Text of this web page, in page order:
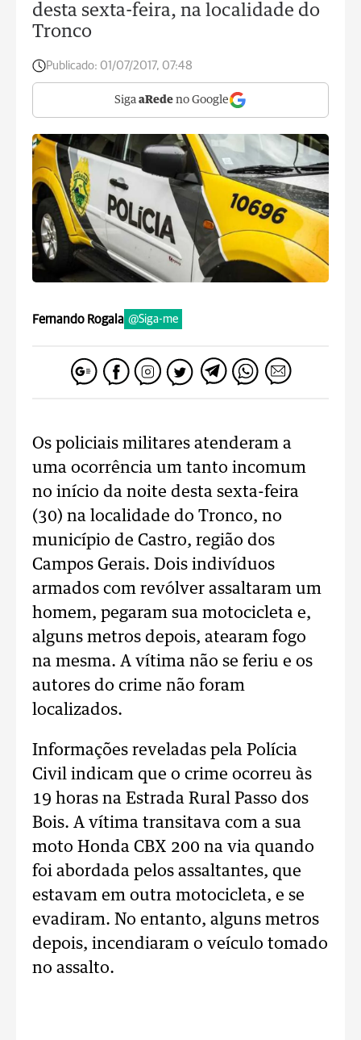
desta sexta-feira, na localidade do
Tronco
Publicado: 01/07/2017, 07:48
Siga aRede no Google
Fernando Rogala @Siga-me
Os policiais militares atenderam a
uma ocorrência um tanto incomum
no início da noite desta sexta-feira
(30) na localidade do Tronco, no
município de Castro, região dos
Campos Gerais. Dois indivíduos
armados com revólver assaltaram um
homem, pegaram sua motocicleta e,
alguns metros depois, atearam fogo
na mesma. A vítima não se feriu e os
autores do crime não foram
localizados.
Informações reveladas pela Polícia
Civil indicam que o crime ocorreu às
19 horas na Estrada Rural Passo dos
Bois. A vítima transitava com a sua
moto Honda CBX 200 na via quando
foi abordada pelos assaltantes, que
estavam em outra motocicleta, e se
evadiram. No entanto, alguns metros
depois, incendiaram o veículo tomado
no assalto.